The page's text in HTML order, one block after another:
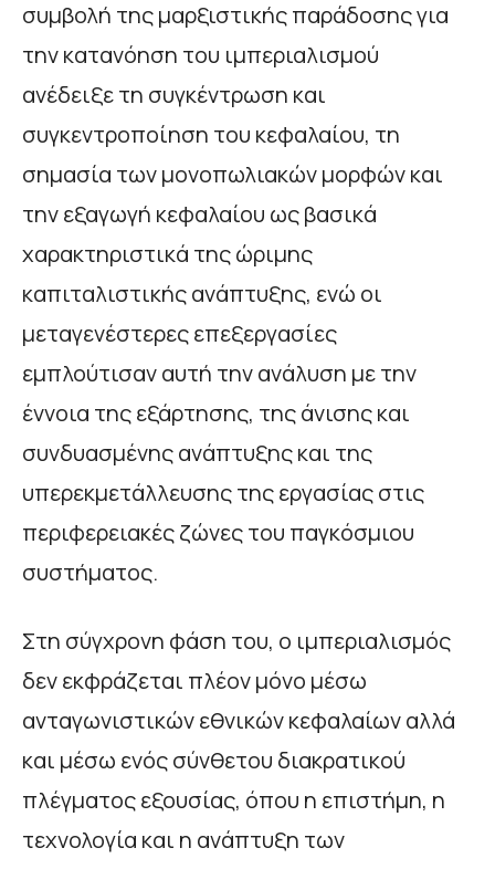
συμβολή της μαρξιστικής παράδοσης για
την κατανόηση του ιμπεριαλισμού
ανέδειξε τη συγκέντρωση και
συγκεντροποίηση του κεφαλαίου, τη
σημασία των μονοπωλιακών μορφών και
την εξαγωγή κεφαλαίου ως βασικά
χαρακτηριστικά της ώριμης
καπιταλιστικής ανάπτυξης, ενώ οι
μεταγενέστερες επεξεργασίες
εμπλούτισαν αυτή την ανάλυση με την
έννοια της εξάρτησης, της άνισης και
συνδυασμένης ανάπτυξης και της
υπερεκμετάλλευσης της εργασίας στις
περιφερειακές ζώνες του παγκόσμιου
συστήματος.
Στη σύγχρονη φάση του, ο ιμπεριαλισμός
δεν εκφράζεται πλέον μόνο μέσω
ανταγωνιστικών εθνικών κεφαλαίων αλλά
και μέσω ενός σύνθετου διακρατικού
πλέγματος εξουσίας, όπου η επιστήμη, η
τεχνολογία και η ανάπτυξη των